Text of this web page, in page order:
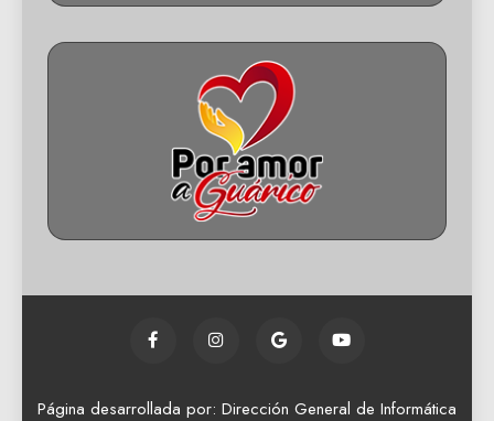
Página desarrollada por: Dirección General de Informática